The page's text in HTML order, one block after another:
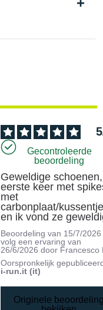
5
Gecontroleerde
beoordeling
Geweldige schoenen,
eerste keer met
met
carbonplaat/
en ik vond ze
Beoordeling van 15/7/2026
volg een ervaring van
26/6/2026 door Francesco
Oorspronkelijk
i-run.it (it)
Originele